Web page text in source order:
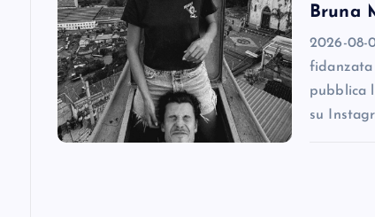
Bruna
2026-08-
fidanzata
pubblica
su